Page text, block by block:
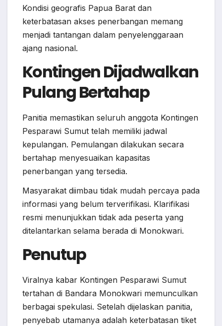
Kondisi geografis Papua Barat dan
keterbatasan akses penerbangan memang
menjadi tantangan dalam penyelenggaraan
ajang nasional.
Kontingen Dijadwalkan
Pulang Bertahap
Panitia memastikan seluruh anggota Kontingen
Pesparawi Sumut telah memiliki jadwal
kepulangan. Pemulangan dilakukan secara
bertahap menyesuaikan kapasitas
penerbangan yang tersedia.
Masyarakat diimbau tidak mudah percaya pada
informasi yang belum terverifikasi. Klarifikasi
resmi menunjukkan tidak ada peserta yang
ditelantarkan selama berada di Monokwari.
Penutup
Viralnya kabar Kontingen Pesparawi Sumut
tertahan di Bandara Monokwari memunculkan
berbagai spekulasi. Setelah dijelaskan panitia,
penyebab utamanya adalah keterbatasan tiket